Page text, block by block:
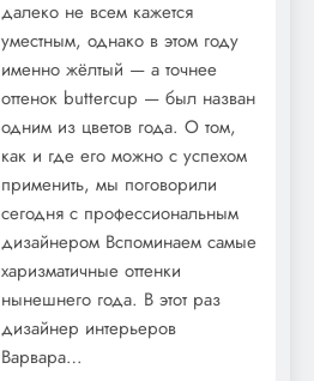
далеко не всем кажется
уместным, однако в этом году
именно жёлтый — а точнее
оттенок buttercup — был назван
одним из цветов года. О том,
как и где его можно с успехом
применить, мы поговорили
сегодня с профессиональным
дизайнером Вспоминаем самые
харизматичные оттенки
нынешнего года. В этот раз
дизайнер интерьеров
Варвара…